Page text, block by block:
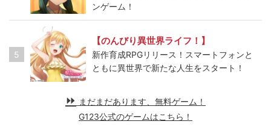
ンゲーム！
5
【のんびり異世界ライフ！】
新作育成RPGリリース！スマートフォンと
ともに異世界で新たな人生をスタート！
まだまだあります、無料ゲーム！
G123公式のゲームはこちら！